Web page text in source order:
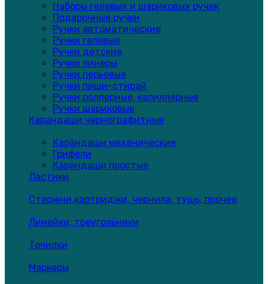
Наборы гелевых и шариковых ручек
Подарочные ручки
Ручки автоматические
Ручки гелевые
Ручки детские
Ручки линеры
Ручки перьевые
Ручки пиши-стирай
Ручки роллерные, капиллярные
Ручки шариковые
Карандаши чернографитные
Карандаши механические
Грифели
Карандаши простые
Ластики
Стержни,картриджи, чернила, тушь, прочее
Линейки, треугольники
Точилки
Маркеры